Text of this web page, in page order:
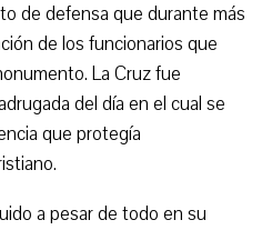
de defensa que durante más
de los funcionarios que
La Cruz fue
del día en el cual se
que protegía
a pesar de todo en su